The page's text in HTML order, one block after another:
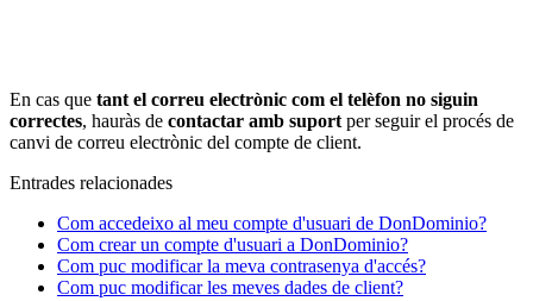
En cas que tant el correu electrònic com el telèfon no siguin
correctes, hauràs de contactar amb suport per seguir el procés de
canvi de correu electrònic del compte de client.
Entrades relacionades
Com accedeixo al meu compte d'usuari de DonDominio?
Com crear un compte d'usuari a DonDominio?
Com puc modificar la meva contrasenya d'accés?
Com puc modificar les meves dades de client?